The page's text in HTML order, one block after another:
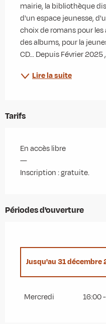
mairie, la bibliothèque
d'un espace jeunesse,
choix de romans pour
des albums, pour la
CD… Depuis Février 2025 ,
Lire la suite
Tarifs
En accès libre
—
Inscription : gratuite.
Périodes d'ouverture
Jusqu'au31 décembre
Mercredi 16:00 -